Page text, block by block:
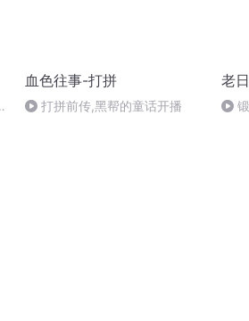
血色往事-打拼
打拼前传,黑帮的童话开播
老